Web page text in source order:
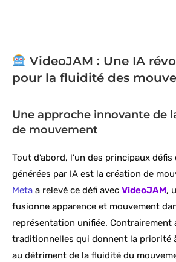
VideoJAM : Une IA
pour la fluidité des
Une approche innovante de
de mouvement
Tout d’abord, l’un des principaux défis
générées par IA est la création de
Meta a relevé ce défi avec VideoJAM,
fusionne apparence et mouvement
représentation unifiée. Contrairement
traditionnelles qui donnent la priorité
au détriment de la fluidité du